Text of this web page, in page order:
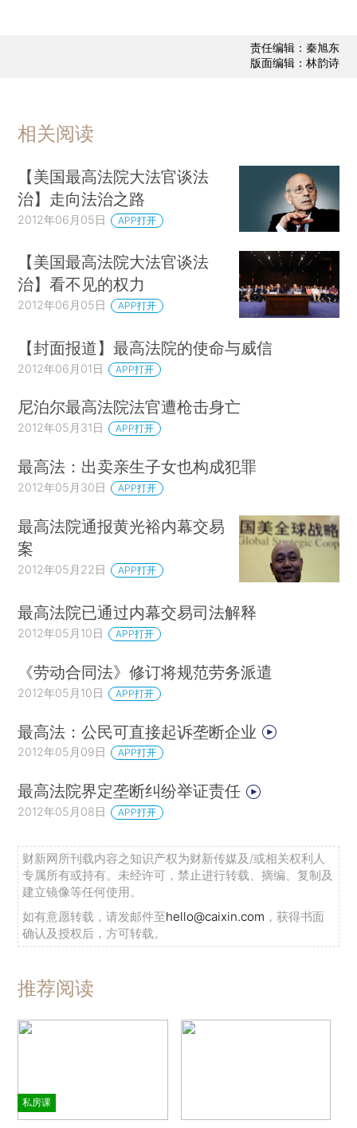
责任编辑：秦旭东
版面编辑：林韵诗
相关阅读
【美国最高法院大法官谈法
治】走向法治之路
2012年06月05日 APP打开
【美国最高法院大法官谈法
治】看不见的权力
2012年06月05日 APP打开
【封面报道】最高法院的使命与威信
2012年06月01日 APP打开
尼泊尔最高法院法官遭枪击身亡
2012年05月31日 APP打开
最高法：出卖亲生子女也构成犯罪
2012年05月30日 APP打开
最高法院通报黄光裕内幕交易
案
2012年05月22日 APP打开
最高法院已通过内幕交易司法解释
2012年05月10日 APP打开
《劳动合同法》修订将规范劳务派遣
2012年05月10日 APP打开
最高法：公民可直接起诉垄断企业
2012年05月09日 APP打开
最高法院界定垄断纠纷举证责任
2012年05月08日 APP打开
财新网所刊载内容之知识产权为财新传媒及/或相关权利人
专属所有或持有。未经许可，禁止进行转载、摘编、复制及
建立镜像等任何使用。
如有意愿转载，请发邮件至hello@caixin.com ，获得书面
确认及授权后，方可转载。
推荐阅读
私房课